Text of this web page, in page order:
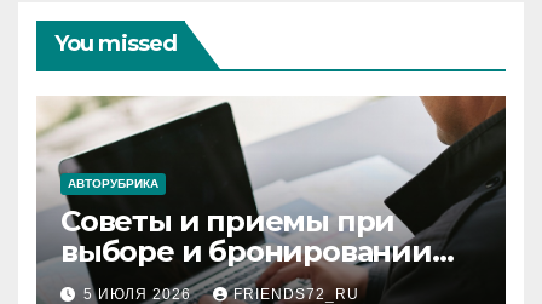
You missed
АВТОРУБРИКА
Советы и приемы при
выборе и бронировании
авиабилетов
5 ИЮЛЯ 2026 FRIENDS72_RU